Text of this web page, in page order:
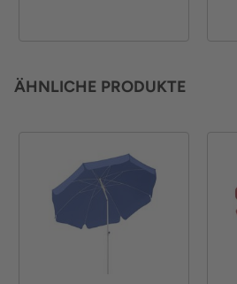
ÄHNLICHE PRODUKTE